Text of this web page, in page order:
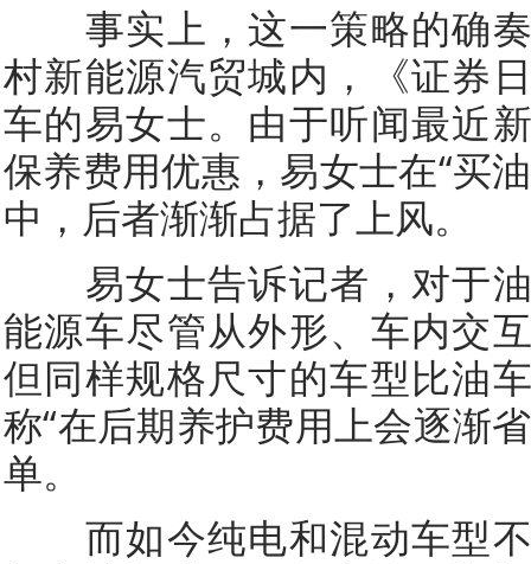
事实上，这一策略的确奏
村新能源汽贸城内，《证券
车的易女士。由于听闻最近
保养费用优惠，易女士在“买
中，后者渐渐占据了上风。
易女士告诉记者，对于油
能源车尽管从外形、车内交
但同样规格尺寸的车型比油
称“在后期养护费用上会逐渐
单。
而如今纯电和混动车型不